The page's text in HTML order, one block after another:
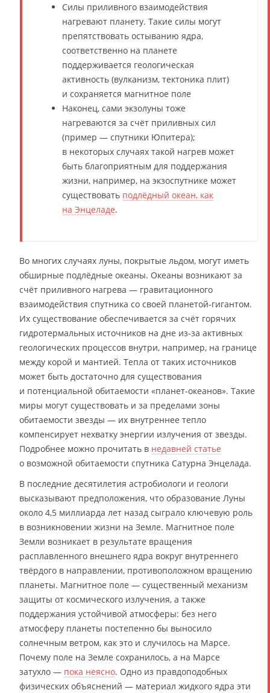
Силы приливного взаимодействия
нагревают планету. Такие силы могут
препятствовать остыванию ядра,
соответственно на планете
поддерживается геологическая
активность (вулканизм, тектоника плит)
и сохраняется магнитное поле
Наконец, сами экзолуны тоже
нагреваются за счёт приливных сил
(пример — спутники Юпитера);
в некоторых случаях такой нагрев может
быть благоприятным для поддержания
жизни, например, на экзоспутнике может
существовать подлёдный океан, как
на Энцеладе.
Во многих случаях луны, покрытые льдом, могут иметь
обширные подлёдные океаны. Океаны возникают за
счёт приливного нагрева — гравитационного
взаимодействия спутника со своей планетой-гигантом.
Их существование обеспечивается за счёт горячих
гидротермальных источников на дне из-за активных
геологических процессов внутри, например, на границе
между корой и мантией. Тепла от таких источников
может быть достаточно для существования
и потенциальной обитаемости «планет-океанов». Такие
миры могут существовать и за пределами зоны
обитаемости звезды — их внутреннее тепло
компенсирует нехватку энергии излучения от звезды.
Подробнее можно прочитать в недавней статье
о возможной обитаемости спутника Сатурна Энцелада.
В последние десятилетия астробиологи и геологи
высказывают предположения, что образование Луны
около 4,5 миллиарда лет назад сыграло ключевую роль
в возникновении жизни на Земле. Магнитное поле
Земли возникает в результате вращения
расплавленного внешнего ядра вокруг внутреннего
твёрдого в направлении, противоположном вращению
планеты. Магнитное поле — существенный механизм
защиты от космического излучения, а также
поддержания устойчивой атмосферы: без него
атмосферу планеты постепенно бы выносило
солнечным ветром, как это и случилось на Марсе.
Почему поле на Земле сохранилось, а на Марсе
затухло — пока неясно. Одно из правдоподобных
физических объяснений — материал жидкого ядра эти